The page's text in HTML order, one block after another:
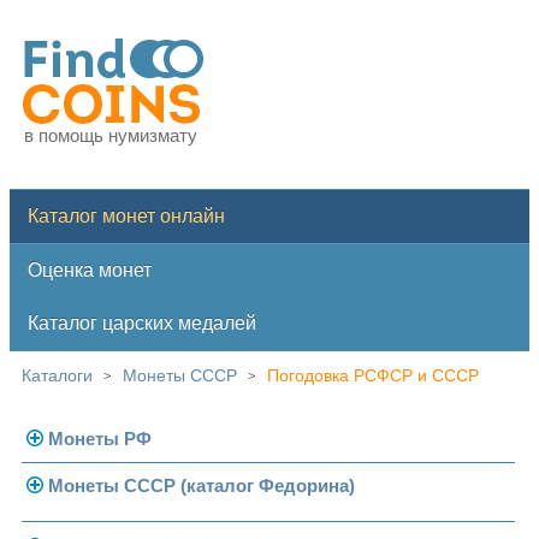
в помощь нумизмату
Каталог монет онлайн
Оценка монет
Каталог царских медалей
Каталоги > Монеты СССР > Погодовка РСФСР и СССР
Монеты РФ
Современная Россия
Монеты СССР (каталог Федорина)